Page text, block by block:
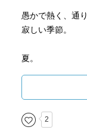
愚かで熱く、通
寂しい季節。
夏。
青春と呼ばれる
長い女友達の打
2